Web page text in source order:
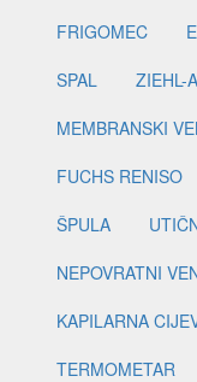
FRIGOMEC
SPAL
ZIEHL-
MEMBRANSKI
FUCHS RENISO
ŠPULA
NEPOVRATNI
KAPILARNA
TERMOMETAR